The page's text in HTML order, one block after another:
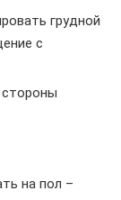
грудной
с
на пол –